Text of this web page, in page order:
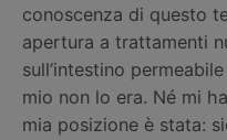
conoscenza di questo
apertura a trattamenti
sull’intestino
mio non lo era. Né mi
mia posizione è stata: